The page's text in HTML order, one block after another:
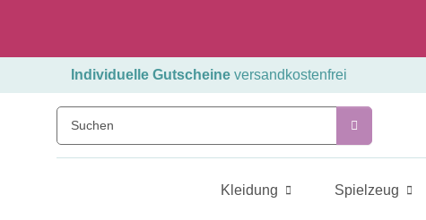
Individuelle Gutscheine versandkostenfrei
Kleidung Spielzeug